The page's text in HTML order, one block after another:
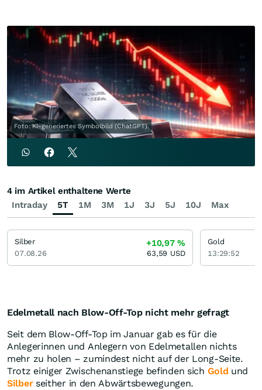
Foto: KI-generiertes Symbolbild (ChatGPT).
Edelmetall nach Blow-Off-Top nicht mehr gefragt
Seit dem Blow-Off-Top im Januar gab es für die
Anlegerinnen und Anlegern von Edelmetallen nichts
mehr zu holen – zumindest nicht auf der Long-Seite.
Trotz einiger Zwischenanstiege befinden sich Gold und
Silberseither in den Abwärtsbewegungen.
Intraday 5T 1M 3M 1J 3J 5J 10J Max
4 im Artikel enthaltene Werte
Silber
07.08.26
+10,97%
63,59 USD
Gold
13:29:52